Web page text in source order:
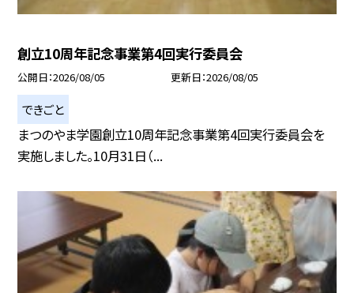
創立10周年記念事業第4回実行委員会
公開日 2026/08/05 更新日 2026/08/05
できごと
まつのやま学園創立10周年記念事業第4回実行委員会を
実施しました。10月31日（...